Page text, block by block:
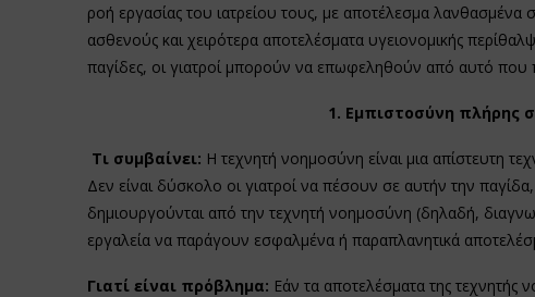
ροή εργασίας του ιατρείου τους, με αποτέλεσμα λανθασμένα
ασθενούς και χειρότερα αποτελέσματα υγειονομικής
παγίδες, οι γιατροί μπορούν να επωφεληθούν από αυτό που
1. Εμπιστοσύνη πλήρης
Τι συμβαίνει: Η τεχνητή νοημοσύνη είναι μια απίστευτη
Δεν είναι δύσκολο οι γιατροί να πέσουν σε αυτήν την
δημιουργούνται από την τεχνητή νοημοσύνη (δηλαδή,
εργαλεία να παράγουν εσφαλμένα ή παραπλανητικά
Γιατί είναι πρόβλημα: Εάν τα αποτελέσματα της τεχνητής